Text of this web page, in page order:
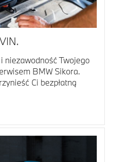
niezawodność Twojego
BMW Sikora.
Ci bezpłatną